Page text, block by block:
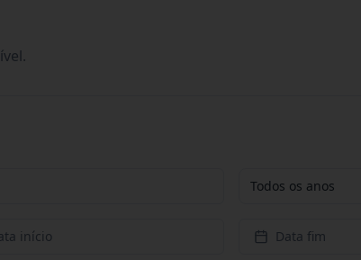
Todos os anos
início Data fim